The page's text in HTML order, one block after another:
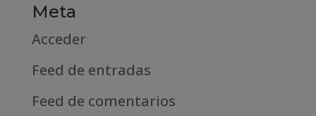
Meta
Acceder
Feed de entradas
Feed de comentarios